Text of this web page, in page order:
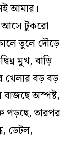
আমার।
আসে টুকরো
তুলে দৌড়ে
মুখ, বাড়ি
খেলার বড় বড়
অস্পষ্ট,
পড়ছে, তারপর
ডেটল,